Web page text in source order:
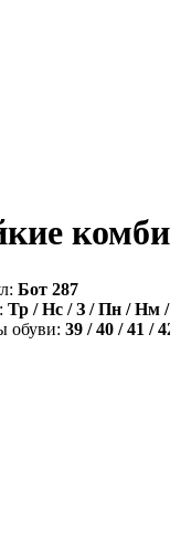
Бот 287
Тр / Нс / З / Пн / Нм
обуви: 39 / 40 / 41 /